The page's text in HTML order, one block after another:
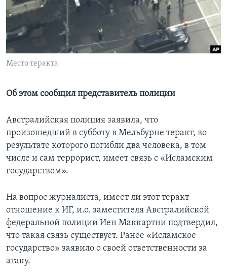
Learning English
СОЦИАЛЬНЫЕ СЕТИ
Языки
Место теракта
Об этом сообщил представитель полиции
Австралийская полиция заявила, что
произошедший в субботу в Мельбурне теракт, во
результате которого погибли два человека, в том
числе и сам террорист, имеет связь с «Исламским
государством».
На вопрос журналиста, имеет ли этот теракт
отношение к ИГ, и.о. заместителя Австралийской
федеральной полиции Иен Маккартни подтвердил,
что такая связь существует. Ранее «Исламское
государство» заявило о своей ответственности за
атаку.